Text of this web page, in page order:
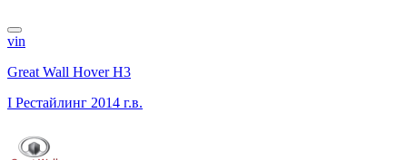
vin
Great Wall Hover H3
I Рестайлинг 2014 г.в.